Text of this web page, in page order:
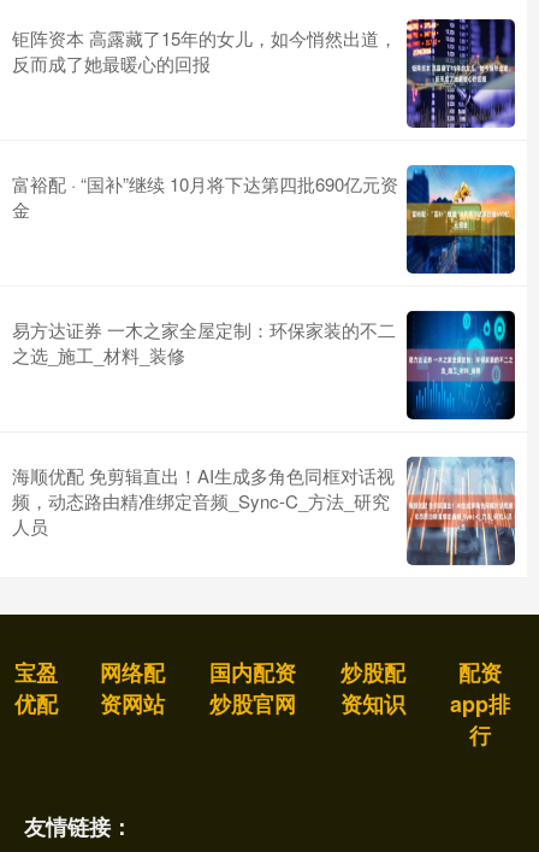
钜阵资本 高露藏了15年的女儿，如今悄然出道，
反而成了她最暖心的回报
富裕配 · “国补”继续 10月将下达第四批690亿元资
金
易方达证券 一木之家全屋定制：环保家装的不二
之选_施工_材料_装修
海顺优配 免剪辑直出！AI生成多角色同框对话视
频，动态路由精准绑定音频_Sync-C_方法_研究
人员
宝盈
优配
网络配
资网站
国内配资
炒股官网
炒股配
资知识
配资
app排
行
友情链接：